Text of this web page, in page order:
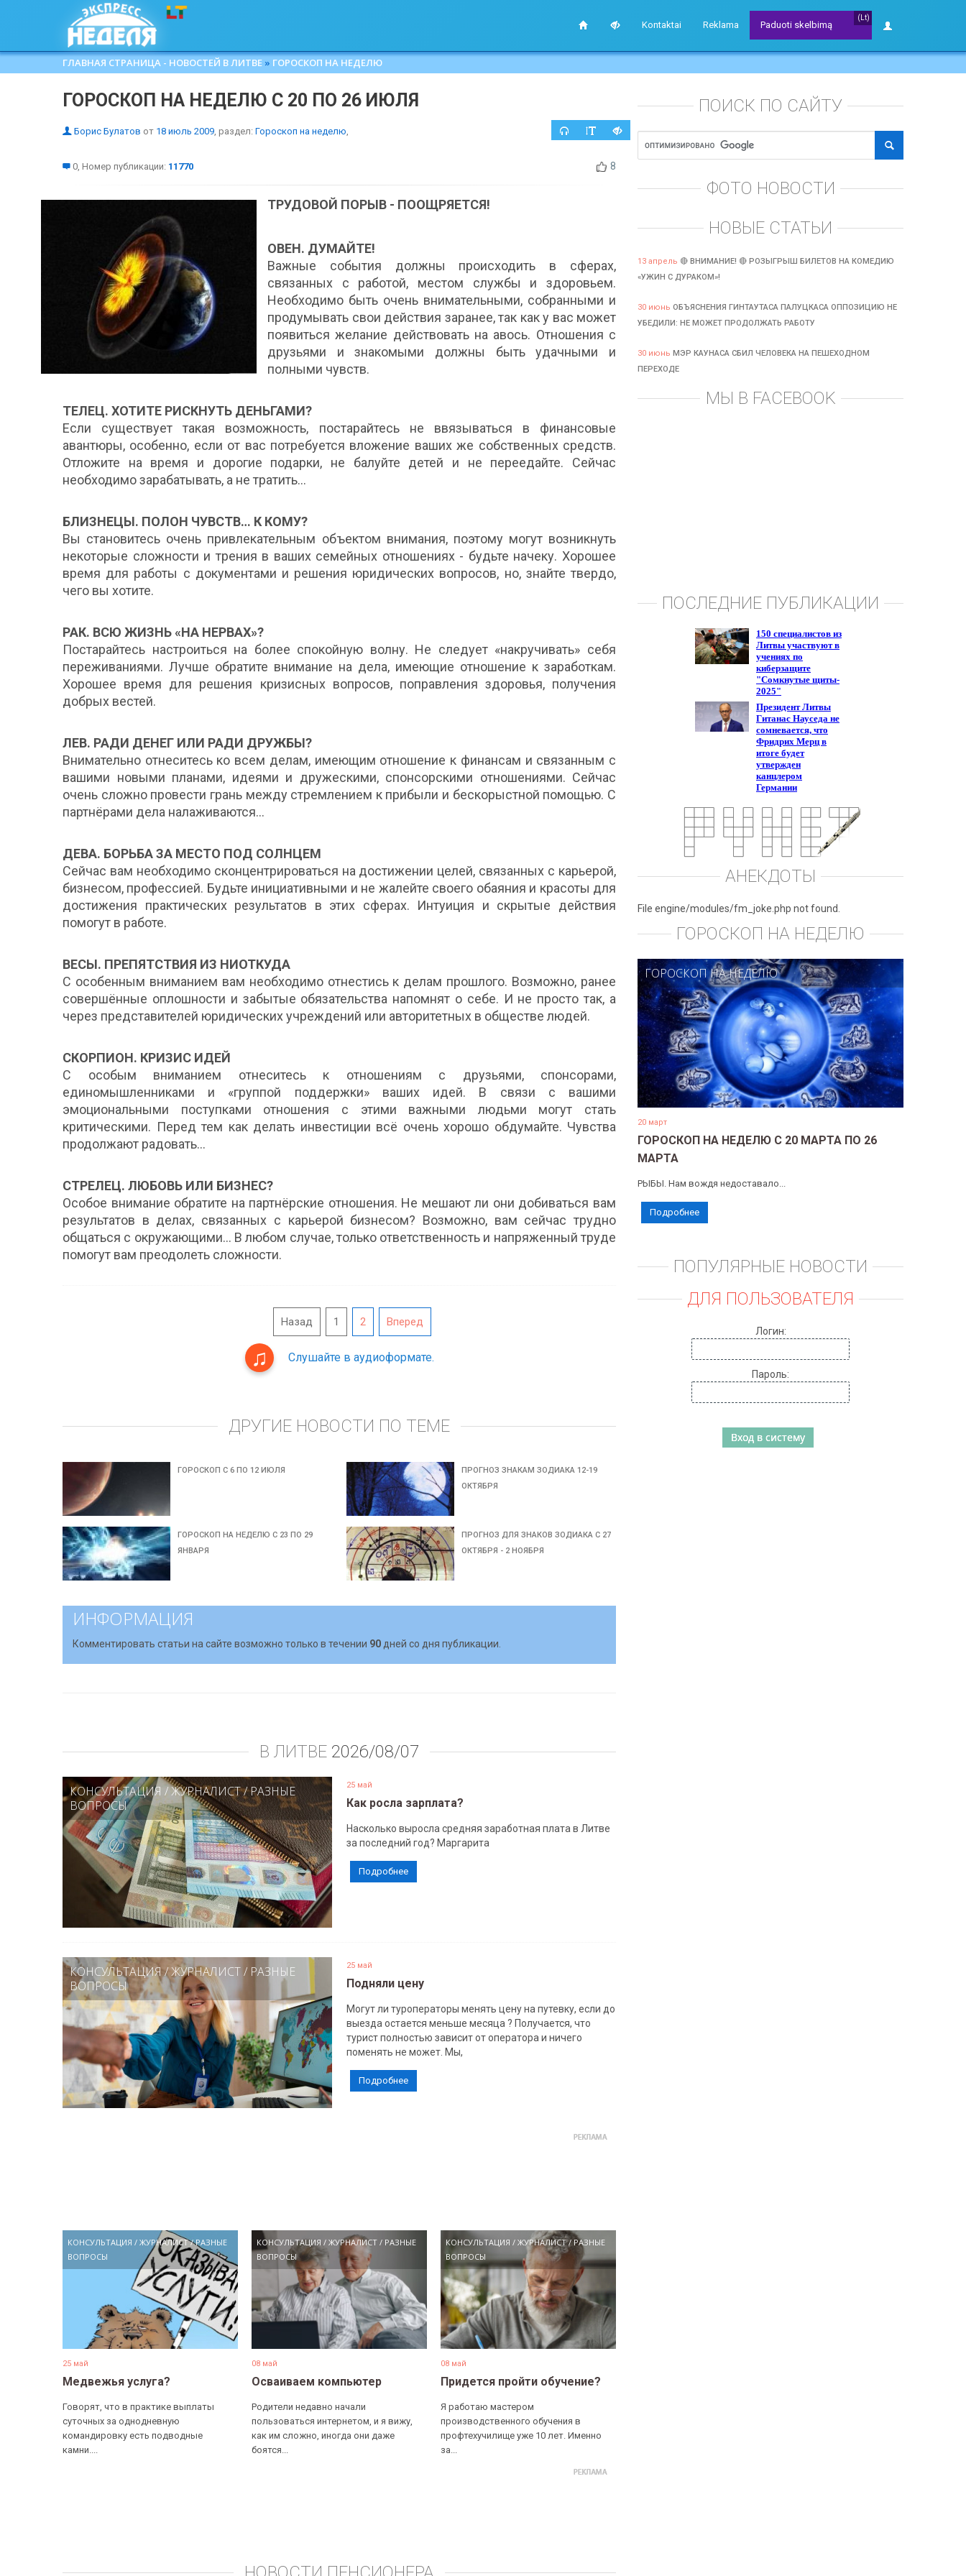
Kontaktai Reklama
(Lt)
Paduoti skelbimą
ГЛАВНАЯ СТРАНИЦА - НОВОСТЕЙ В ЛИТВЕ » ГОРОСКОП НА НЕДЕЛЮ
ГОРОСКОП НА НЕДЕЛЮ С 20 ПО 26 ИЮЛЯ
Борис Булатов от 18 июль 2009, раздел: Гороскоп на неделю,
0, Номер публикации: 11770 8
ТРУДОВОЙ ПОРЫВ - ПООЩРЯЕТСЯ!
ОВЕН. ДУМАЙТЕ!
Важные события должны происходить в сферах,
связанных с работой, местом службы и здоровьем.
Необходимо быть очень внимательными, собранными и
продумывать свои действия заранее, так как у вас может
появиться желание действовать на авось. Отношения с
друзьями и знакомыми должны быть удачными и
полными чувств.
ТЕЛЕЦ. ХОТИТЕ РИСКНУТЬ ДЕНЬГАМИ?
Если существует такая возможность, постарайтесь не ввязываться в финансовые
авантюры, особенно, если от вас потребуется вложение ваших же собственных средств.
Отложите на время и дорогие подарки, не балуйте детей и не переедайте. Сейчас
необходимо зарабатывать, а не тратить…
БЛИЗНЕЦЫ. ПОЛОН ЧУВСТВ… К КОМУ?
Вы становитесь очень привлекательным объектом внимания, поэтому могут возникнуть
некоторые сложности и трения в ваших семейных отношениях - будьте начеку. Хорошее
время для работы с документами и решения юридических вопросов, но, знайте твердо,
чего вы хотите.
РАК. ВСЮ ЖИЗНЬ «НА НЕРВАХ»?
Постарайтесь настроиться на более спокойную волну. Не следует «накручивать» себя
переживаниями. Лучше обратите внимание на дела, имеющие отношение к заработкам.
Хорошее время для решения кризисных вопросов, поправления здоровья, получения
добрых вестей.
ЛЕВ. РАДИ ДЕНЕГ ИЛИ РАДИ ДРУЖБЫ?
Внимательно отнеситесь ко всем делам, имеющим отношение к финансам и связанным с
вашими новыми планами, идеями и дружескими, спонсорскими отношениями. Сейчас
очень сложно провести грань между стремлением к прибыли и бескорыстной помощью. С
партнёрами дела налаживаются…
ДЕВА. БОРЬБА ЗА МЕСТО ПОД СОЛНЦЕМ
Сейчас вам необходимо сконцентрироваться на достижении целей, связанных с карьерой,
бизнесом, профессией. Будьте инициативными и не жалейте своего обаяния и красоты для
достижения практических результатов в этих сферах. Интуиция и скрытые действия
помогут в работе.
ВЕСЫ. ПРЕПЯТСТВИЯ ИЗ НИОТКУДА
С особенным вниманием вам необходимо отнестись к делам прошлого. Возможно, ранее
совершённые оплошности и забытые обязательства напомнят о себе. И не просто так, а
через представителей юридических учреждений или авторитетных в обществе людей.
СКОРПИОН. КРИЗИС ИДЕЙ
С особым вниманием отнеситесь к отношениям с друзьями, спонсорами,
единомышленниками и «группой поддержки» ваших идей. В связи с вашими
эмоциональными поступками отношения с этими важными людьми могут стать
критическими. Перед тем как делать инвестиции всё очень хорошо обдумайте. Чувства
продолжают радовать…
СТРЕЛЕЦ. ЛЮБОВЬ ИЛИ БИЗНЕС?
Особое внимание обратите на партнёрские отношения. Не мешают ли они добиваться вам
результатов в делах, связанных с карьерой бизнесом? Возможно, вам сейчас трудно
общаться с окружающими… В любом случае, только ответственность и напряженный труде
помогут вам преодолеть сложности.
Назад 1 2 Вперед
Слушайте в аудиоформате.
ДРУГИЕ НОВОСТИ ПО ТЕМЕ
ГОРОСКОП С 6 ПО 12 ИЮЛЯ
ПРОГНОЗ ЗНАКАМ ЗОДИАКА 12-19
ОКТЯБРЯ
ГОРОСКОП НА НЕДЕЛЮ С 23 ПО 29
ЯНВАРЯ
ПРОГНОЗ ДЛЯ ЗНАКОВ ЗОДИАКА С 27
ОКТЯБРЯ - 2 НОЯБРЯ
ИНФОРМАЦИЯ
Комментировать статьи на сайте возможно только в течении 90 дней со дня публикации.
В ЛИТВЕ 2026/08/07
КОНСУЛЬТАЦИЯ /ЖУРНАЛИСТ/РАЗНЫЕ
ВОПРОСЫ
25 май
Как росла зарплата?
Насколько выросла средняя заработная плата в Литве
за последний год? Маргарита
Подробнее
КОНСУЛЬТАЦИЯ/ЖУРНАЛИСТ/ РАЗНЫЕ
ВОПРОСЫ
25 май
Подняли цену
Могут ли туроператоры менять цену на путевку, если до
выезда остается меньше месяца ? Получается, что
турист полностью зависит от оператора и ничего
поменять не может. Мы,
Подробнее
КОНСУЛЬТАЦИЯ / ЖУРНАЛИСТ/РАЗНЫЕ
ВОПРОСЫ
25 май
Медвежья услуга?
Говорят, что в практике выплаты
суточных за однодневную
командировку есть подводные
камни....
КОНСУЛЬТАЦИЯ /ЖУРНАЛИСТ / РАЗНЫЕ
ВОПРОСЫ
08 май
Осваиваем компьютер
Родители недавно начали
пользоваться интернетом, и я вижу,
как им сложно, иногда они даже
боятся...
КОНСУЛЬТАЦИЯ /ЖУРНАЛИСТ/ РАЗНЫЕ
ВОПРОСЫ
08 май
Придется пройти обучение?
Я работаю мастером
производственного обучения в
профтехучилище уже 10 лет. Именно
за...
ПОИСК ПО САЙТУ
ФОТО НОВОСТИ
НОВЫЕ СТАТЬИ
13 апрель 🔴 ВНИМАНИЕ! 🔴 РОЗЫГРЫШ БИЛЕТОВ НА КОМЕДИЮ
«УЖИН С ДУРАКОМ»!
30 июнь ОБЪЯСНЕНИЯ ГИНТАУТАСА ПАЛУЦКАСА ОППОЗИЦИЮ НЕ
УБЕДИЛИ: НЕ МОЖЕТ ПРОДОЛЖАТЬ РАБОТУ
30 июнь МЭР КАУНАСА СБИЛ ЧЕЛОВЕКА НА ПЕШЕХОДНОМ
ПЕРЕХОДЕ
МЫ В FACEBOOK
ПОСЛЕДНИЕ ПУБЛИКАЦИИ
АНЕКДОТЫ
File engine/modules/fm_joke.php not found.
ГОРОСКОП НА НЕДЕЛЮ
ГОРОСКОП НА НЕДЕЛЮ
20 март
ГОРОСКОП НА НЕДЕЛЮ С 20 МАРТА ПО 26
МАРТА
РЫБЫ. Нам вождя недоставало...
Подробнее
ПОПУЛЯРНЫЕ НОВОСТИ
ДЛЯ ПОЛЬЗОВАТЕЛЯ
Логин:
Пароль: